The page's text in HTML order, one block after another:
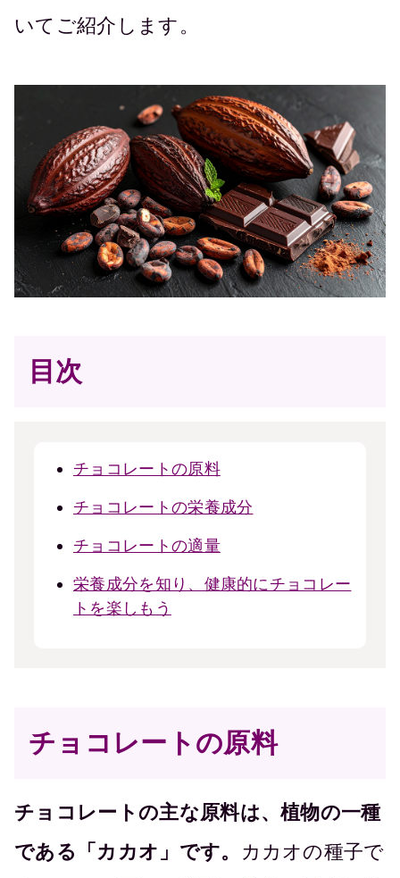
いてご紹介します。
目次
チョコレートの原料
チョコレートの栄養成分
チョコレートの適量
栄養成分を知り、健康的にチョコレー
トを楽しもう
チョコレートの原料
チョコレートの主な原料は、植物の一種
である「カカオ」です。 カカオの種子で